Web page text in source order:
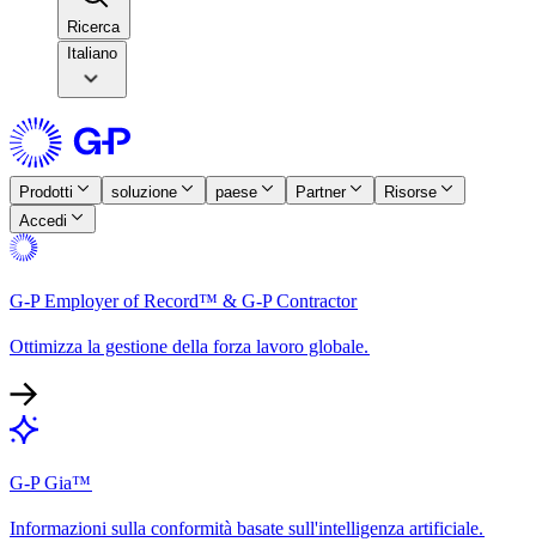
Ricerca​​
Italiano
Prodotti​​ soluzione​​ paese​​ Partner​​
Risorse​​
Accedi​​
G-P Employer of Record™ & G-P Contractor​​
Ottimizza la gestione della forza lavoro globale.​​
G-P Gia™​​
Informazioni sulla conformità basate sull'intelligenza artificiale.​​